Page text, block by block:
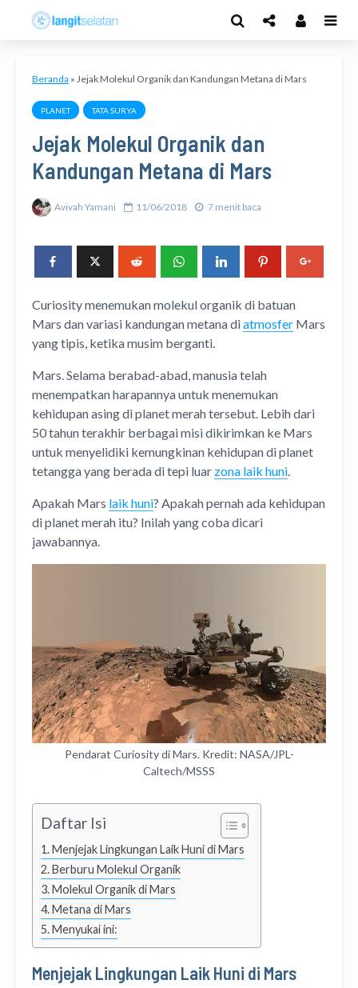
Beranda » Jejak Molekul Organik dan Kandungan Metana di Mars
PLANET TATA SURYA
Jejak Molekul Organik dan
Kandungan Metana di Mars
Avivah Yamani 11/06/2018 7 menit baca
Curiosity menemukan molekul organik di batuan
Mars dan variasi kandungan metana diatmosfer Mars
yang tipis, ketika musim berganti.
Mars. Selama berabad-abad, manusia telah
menempatkan harapannya untuk menemukan
kehidupan asing di planet merah tersebut. Lebih dari
50 tahun terakhir berbagai misi dikirimkan ke Mars
untuk menyelidiki kemungkinan kehidupan di planet
tetangga yang berada di tepi luar zona laik huni.
Apakah Mars laik huni? Apakah pernah ada kehidupan
di planet merah itu? Inilah yang coba dicari
jawabannya.
Pendarat Curiosity di Mars. Kredit: NASA/JPL-
Caltech/MSSS
Daftar Isi
Menjejak Lingkungan Laik Huni di Mars
Berburu Molekul Organik
Molekul Organik di Mars
Metana di Mars
Menyukai ini:
Menjejak Lingkungan Laik Huni di Mars